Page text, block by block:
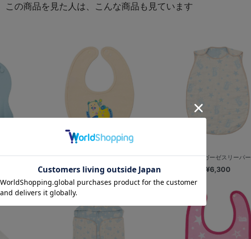
この商品を見た人は、こんな商品も見ています
CHAPY ドリーミーデザイン/ベビースタイ/BA...
¥2,000
ベビーガーゼスリーパー
¥6,300